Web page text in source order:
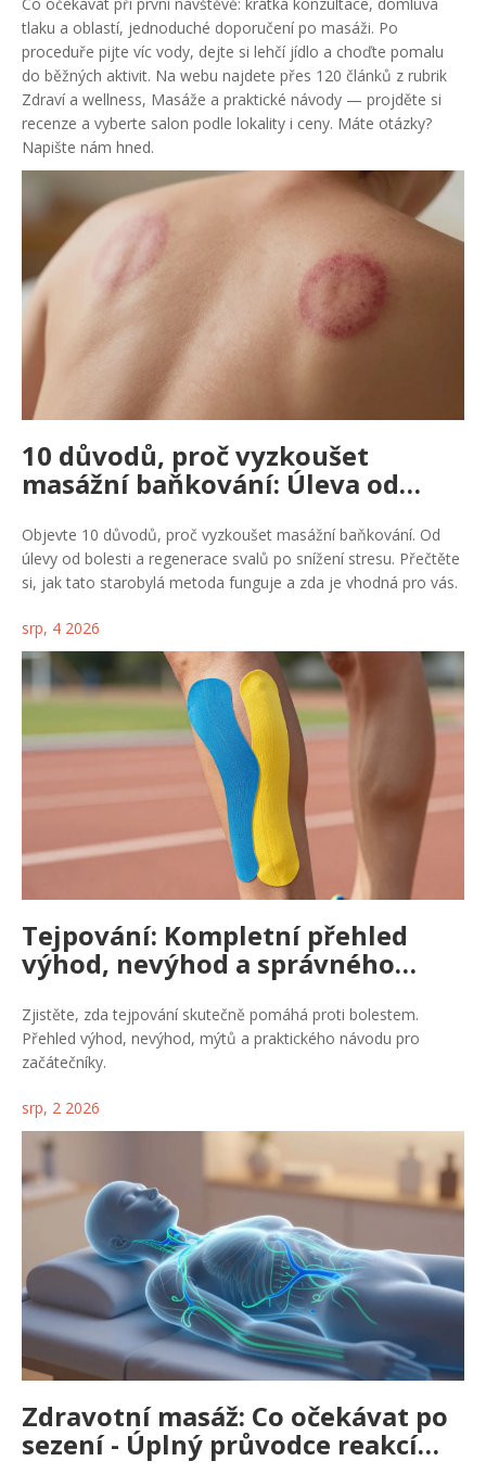
tlaku a oblastí, jednoduché doporučení po masáži. Po
proceduře pijte víc vody, dejte si lehčí jídlo a choďte pomalu
do běžných aktivit. Na webu najdete přes 120 článků z rubrik
Zdraví a wellness, Masáže a praktické návody — projděte si
recenze a vyberte salon podle lokality i ceny. Máte otázky?
Napište nám hned.
10 důvodů, proč vyzkoušet
masážní baňkování: Úleva od
Objevte 10 důvodů, proč vyzkoušet masážní baňkování. Od
úlevy od bolesti a regenerace svalů po snížení stresu. Přečtěte
si, jak tato starobylá metoda funguje a zda je vhodná pro vás.
srp, 4 2026
Tejpování: Kompletní přehled
výhod, nevýhod a správného
použití
Zjistěte, zda tejpování skutečně pomáhá proti bolestem.
Přehled výhod, nevýhod, mýtů a praktického návodu pro
začátečníky.
srp, 2 2026
Zdravotní masáž: Co očekávat po
sezení - Úplný průvodce reakcí